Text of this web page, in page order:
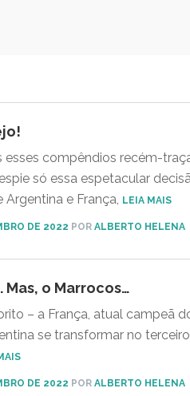
esses compêndios recém-
só essa espetacular
Argentina e França, LEIA MAIS
DE 2022 POR ALBERTO HELENA
Mas, o Marrocos…
– a França, atual campeã
se transformar no
DE 2022 POR ALBERTO HELENA